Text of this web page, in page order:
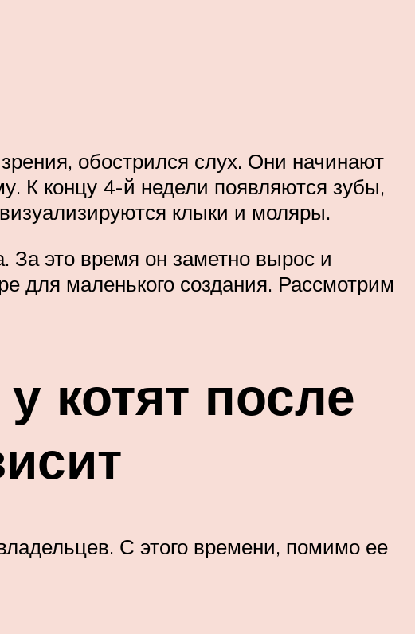
обострился слух. Они начинают
К концу 4-й недели появляются зубы,
клыки и моляры.
это время он заметно вырос и
для маленького создания. Рассмотрим
котят после
С этого времени, помимо ее